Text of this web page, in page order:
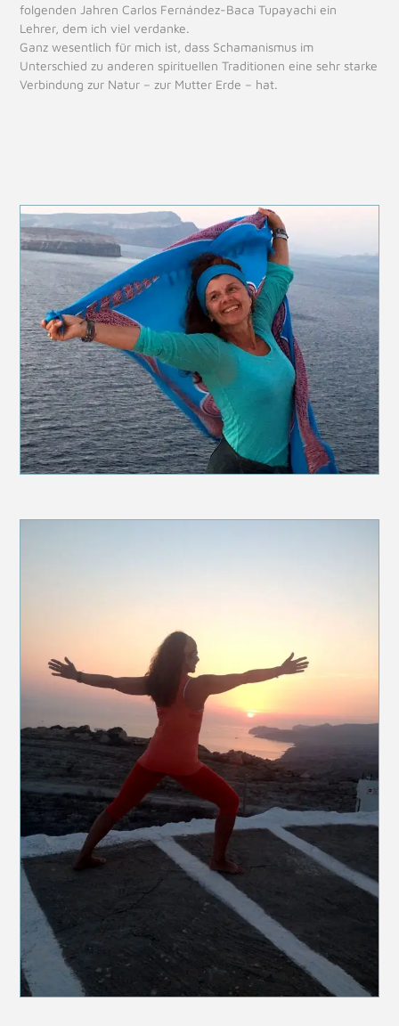
folgenden Jahren Carlos Fernández-Baca Tupayachi ein
Lehrer, dem ich viel verdanke.
Ganz wesentlich für mich ist, dass Schamanismus im
Unterschied zu anderen spirituellen Traditionen eine sehr starke
Verbindung zur Natur – zur Mutter Erde – hat.